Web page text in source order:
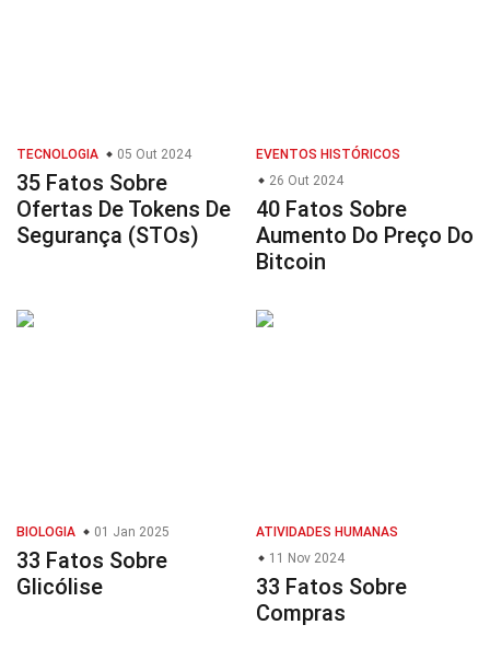
TECNOLOGIA 05 Out 2024
35 Fatos Sobre
Ofertas De Tokens De
Segurança (STOs)
EVENTOS HISTÓRICOS
26 Out 2024
40 Fatos Sobre
Aumento Do Preço Do
Bitcoin
BIOLOGIA 01 Jan 2025
33 Fatos Sobre
Glicólise
ATIVIDADES HUMANAS
11 Nov 2024
33 Fatos Sobre
Compras